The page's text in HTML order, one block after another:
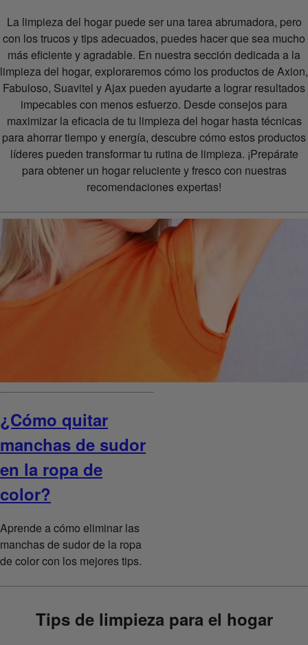
La limpieza del hogar puede ser una tarea abrumadora, pero
con los trucos y tips adecuados, puedes hacer que sea mucho
más eficiente y agradable. En nuestra sección dedicada a la
limpieza del hogar, exploraremos cómo los productos de Axion,
Fabuloso, Suavitel y Ajax pueden ayudarte a lograr resultados
impecables con menos esfuerzo. Desde consejos para
maximizar la eficacia de tu limpieza del hogar hasta técnicas
para ahorrar tiempo y energía, descubre cómo estos productos
líderes pueden transformar tu rutina de limpieza. ¡Prepárate
para obtener un hogar reluciente y fresco con nuestras
recomendaciones expertas!
¿Cómo quitar
manchas de sudor
en la ropa de
color?
Aprende a cómo eliminar las
manchas de sudor de la ropa
de color con los mejores tips.
Tips de limpieza para el hogar